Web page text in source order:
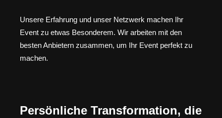
Unsere Erfahrung und unser Netzwerk machen Ihr
Event zu etwas Besonderem. Wir arbeiten mit den
besten Anbietern zusammen, um Ihr Event perfekt zu
machen.
Persönliche Transformation, die